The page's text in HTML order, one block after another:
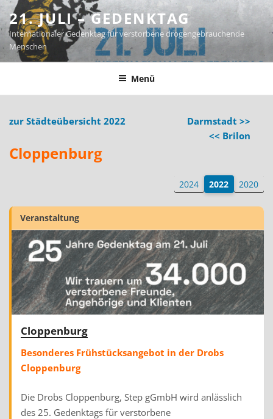
Zum
Inhalt
springen
21. JULI – GEDENKTAG
Internationaler Gedenktag für verstorbene drogengebrauchende
Menschen
Menü
zur Städteübersicht 2022
Darmstadt >>
<< Brilon
Cloppenburg
2024 2022 2020
Veranstaltung
Cloppenburg
Besonderes Frühstücksangebot in der Drobs
Cloppenburg
Die Drobs Cloppenburg, Step gGmbH wird anlässlich
des 25. Gedenktags für verstorbene